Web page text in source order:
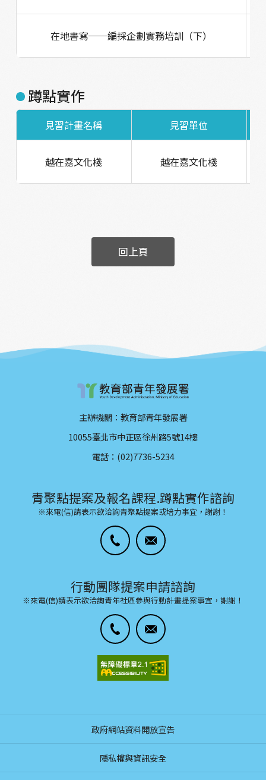
在地書寫──編採企劃實務培訓（下）
蹲點實作
見習計畫名稱 見習單位
越在嘉文化棧 越在嘉文化棧
回上頁
主辦機關：教育部青年發展署
10055臺北市中正區徐州路5號14樓
電話：(02)7736-5234
青聚點提案及報名課程.蹲點實作諮詢
※來電(信)請表示欲洽詢青聚點提案或培力事宜，謝謝！
行動團隊提案申請諮詢
※來電(信)請表示欲洽詢青年社區參與行動計畫提案事宜，謝謝！
政府網站資料開放宣告
隱私權與資訊安全